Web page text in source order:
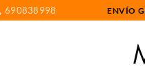
690838998 ENVÍO